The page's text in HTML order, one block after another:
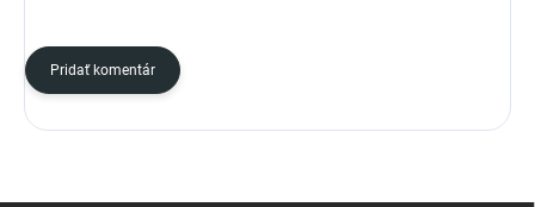
Pridať komentár